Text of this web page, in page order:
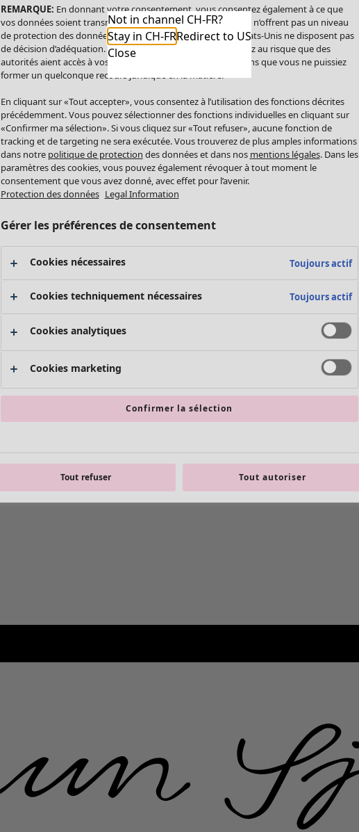
Not in channel CH-FR?
Stay in CH-FRRedirect to US
Close
REMARQUE: En donnant votre consentement, vous consentez également à ce que
vos données soient transmises aux États-Unis. Les États-Unis n’offrent pas un niveau
de protection des données comparable à celui de l’UE. Les États-Unis ne disposent pas
de décision d’adéquation. Par conséquent, vous vous exposez au risque que des
autorités aient accès à vos données à caractère personnel sans que vous ne puissiez
former un quelconque recours juridique en la matière.
En cliquant sur «Tout accepter», vous consentez à l’utilisation des fonctions décrites
précédemment. Vous pouvez sélectionner des fonctions individuelles en cliquant sur
«Confirmer ma sélection». Si vous cliquez sur «Tout refuser», aucune fonction de
tracking et de targeting ne sera exécutée. Vous trouverez de plus amples informations
dans notre politique de protection des données et dans nos mentions légales. Dans les
paramètres des cookies, vous pouvez également révoquer à tout moment le
consentement que vous avez donné, avec effet pour l’avenir.
Protection des données Legal Information
Gérer les préférences de consentement
Cookies nécessaires Toujours actif
Cookies techniquement nécessaires Toujours actif
Cookies analytiques
Cookies marketing
Confirmer la sélection
Tout refuser Tout autoriser